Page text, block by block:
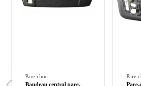
Pare-choc
Bandeau central pare-
Pare-